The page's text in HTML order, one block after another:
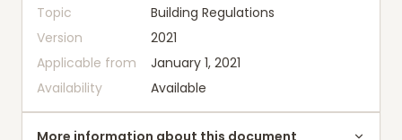
Topic
Building Regulations
Version
2021
Applicable from
January 1, 2021
Availability
Available
More information about this document